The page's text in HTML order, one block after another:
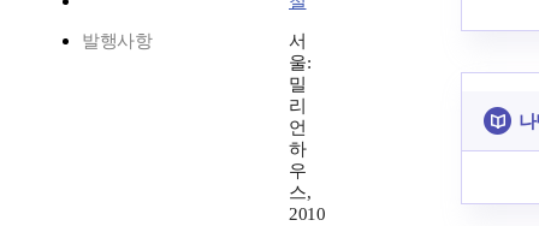
발행사항
서
울:
밀
리
언
하
우
스,
2010
나